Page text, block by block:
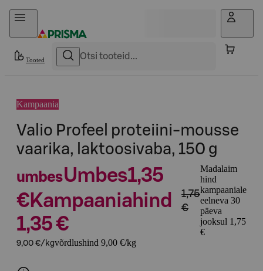
Otse sisu juurde
Tooted
Kampaania
Valio Profeel proteiini-mousse
vaarika, laktoosivaba, 150 g
umbesUmbes1,35
€Kampaaniahind
1,35 €
1,75
€
Madalaim
hind
kampaaniale
eelneva 30
päeva
jooksul 1,75
€
9,00 €/kgvõrdlushind 9,00 €/kg